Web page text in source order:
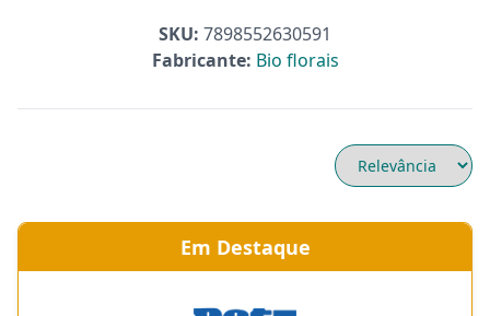
SKU: 7898552630591
Fabricante: Bio florais
Em Destaque